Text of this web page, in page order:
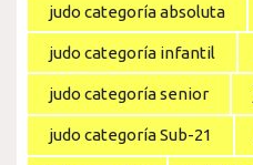
judo categoría absoluta
judo categoría infantil
judo categoría senior
judo categoría Sub-21